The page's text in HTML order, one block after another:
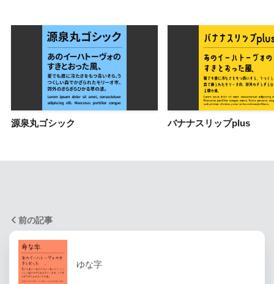
源泉丸ゴシック バナナスリップplus
前の記事
ゆな字